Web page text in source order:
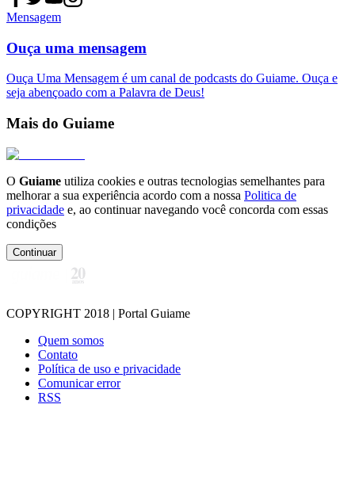
Mensagem
Ouça uma mensagem
Ouça Uma Mensagem é um canal de podcasts do Guiame. Ouça e
seja abençoado com a Palavra de Deus!
Mais do Guiame
O Guiame utiliza cookies e outras tecnologias semelhantes para
melhorar a sua experiência acordo com a nossa Politica de
privacidade e, ao continuar navegando você concorda com essas
condições
Continuar
COPYRIGHT 2018 | Portal Guiame
Quem somos
Contato
Política de uso e privacidade
Comunicar error
RSS